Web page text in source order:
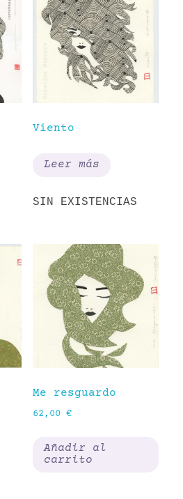
Viento
Leer más
SIN EXISTENCIAS
Me resguardo
62,00 €
Añadir al
carrito